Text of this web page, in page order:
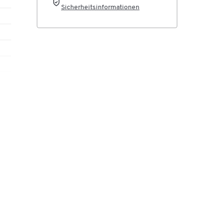
Sicherheitsinformationen